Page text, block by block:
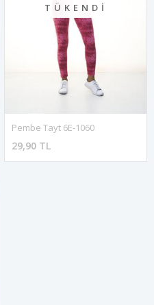
TÜKENDI
Pembe Tayt 6E-1060
29,90 TL